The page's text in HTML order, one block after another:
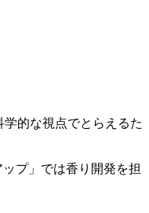
的な視点でとらえるた
プ」では香り開発を担